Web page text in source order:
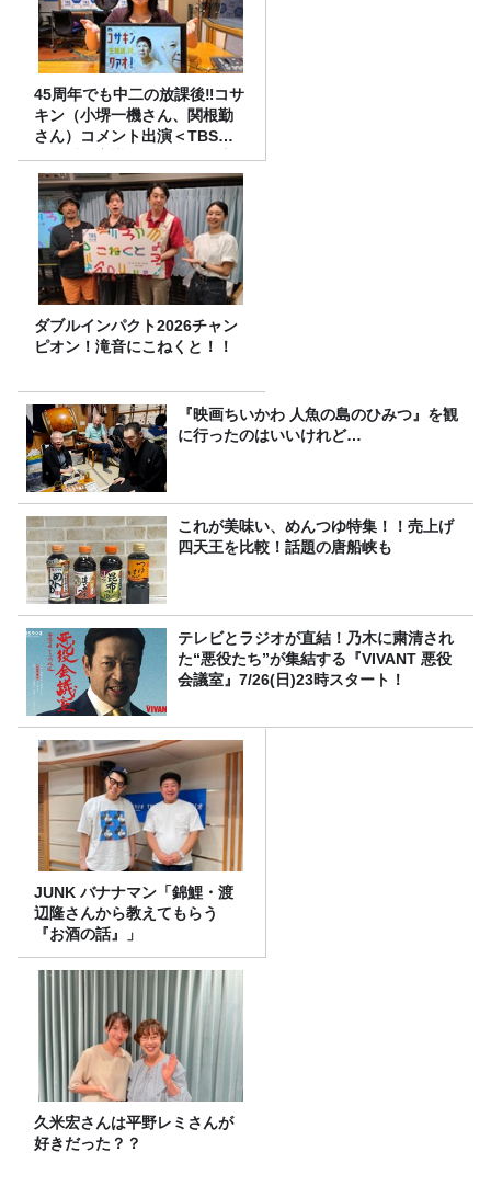
45周年でも中二の放課後‼コサ
キン（小堺一機さん、関根勤
さん）コメント出演＜TBSラ
ジオ番組審議会からのご報告
＞
ダブルインパクト2026チャン
ピオン！滝音にこねくと！！
『映画ちいかわ 人魚の島のひみつ』を観
に行ったのはいいけれど…
これが美味い、めんつゆ特集！！売上げ
四天王を比較！話題の唐船峡も
テレビとラジオが直結！乃木に粛清され
た“悪役たち”が集結する『VIVANT 悪役
会議室』7/26(日)23時スタート！
JUNK バナナマン「錦鯉・渡
辺隆さんから教えてもらう
『お酒の話』」
久米宏さんは平野レミさんが
好きだった？？